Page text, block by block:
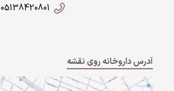
05138420801
آدرس داروخانه روی نقشه